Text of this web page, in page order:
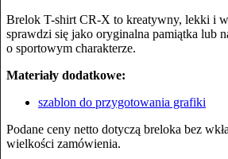
Brelok T-shirt CR-X to kreatywny, lekki i
sprawdzi się jako oryginalna pamiątka lub
o sportowym charakterze.
Materiały dodatkowe:
szablon do przygotowania grafiki
Podane ceny netto dotyczą breloka bez
wielkości zamówienia.